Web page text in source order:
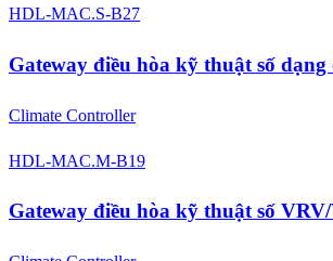
HDL-MAC.S-B27
Gateway điều hòa kỹ thuật số dạng
Climate Controller
HDL-MAC.M-B19
Gateway điều hòa kỹ thuật số